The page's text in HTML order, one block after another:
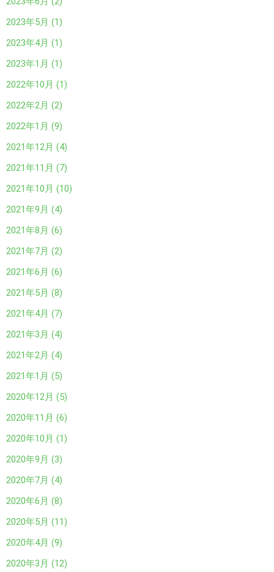
2023年5月 (1)
2023年4月 (1)
2023年1月 (1)
2022年10月 (1)
2022年2月 (2)
2022年1月 (9)
2021年12月 (4)
2021年11月 (7)
2021年10月 (10)
2021年9月 (4)
2021年8月 (6)
2021年7月 (2)
2021年6月 (6)
2021年5月 (8)
2021年4月 (7)
2021年3月 (4)
2021年2月 (4)
2021年1月 (5)
2020年12月 (5)
2020年11月 (6)
2020年10月 (1)
2020年9月 (3)
2020年7月 (4)
2020年6月 (8)
2020年5月 (11)
2020年4月 (9)
2020年3月 (12)